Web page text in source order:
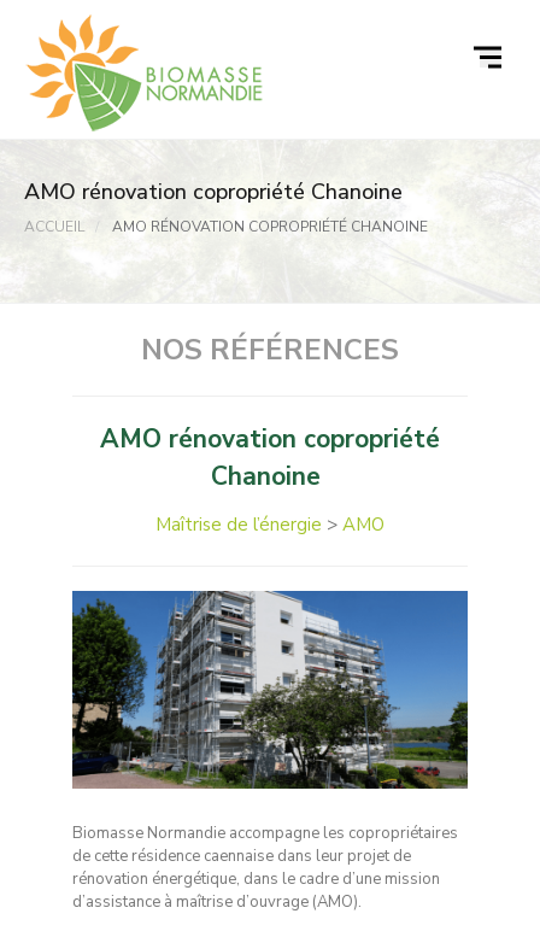
contenu
AMO rénovation copropriété Chanoine
ACCUEIL AMO RÉNOVATION COPROPRIÉTÉ CHANOINE
NOS RÉFÉRENCES
AMO rénovation copropriété
Chanoine
Maîtrise de l’énergie > AMO
Biomasse Normandie accompagne les copropriétaires
de cette résidence caennaise dans leur projet de
rénovation énergétique, dans le cadre d’une mission
d’assistance à maîtrise d’ouvrage (AMO).